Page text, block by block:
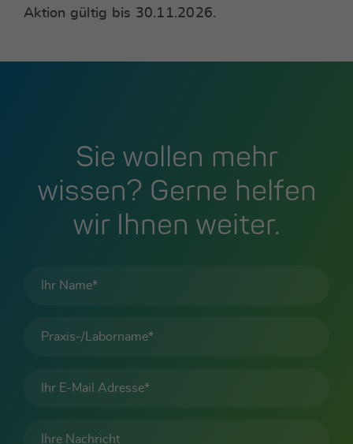
Aktion gültig bis 30.11.2026.
Sie wollen mehr
wissen? Gerne helfen
wir Ihnen weiter.